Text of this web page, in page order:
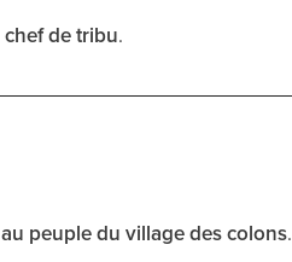
de tribu.
peuple du village des colons.